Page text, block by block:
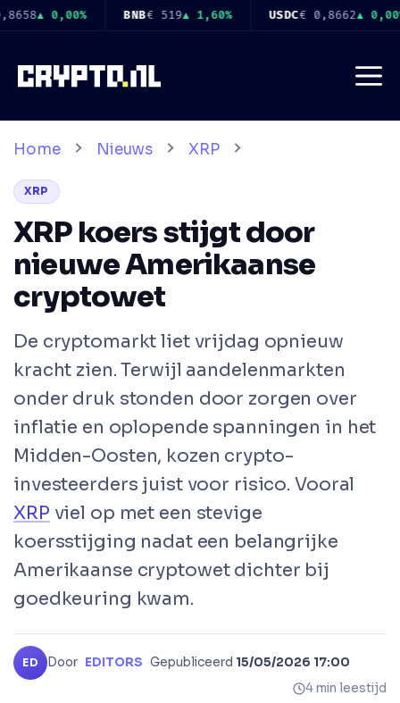
Ga
inhoud
USDC € 0,8662 ▲ 0,00% XRP€ 0,9033▼ 1,40% SOL€
Home Nieuws XRP
XRP
XRP koers stijgt door
nieuwe Amerikaanse
cryptowet
De cryptomarkt liet vrijdag opnieuw
kracht zien. Terwijl aandelenmarkten
onder druk stonden door zorgen over
inflatie en oplopende spanningen in het
Midden-Oosten, kozen crypto-
investeerders juist voor risico. Vooral
XRP viel op met een stevige
koersstijging nadat een belangrijke
Amerikaanse cryptowet dichter bij
goedkeuring kwam.
ED Door EDITORS ·Gepubliceerd 15/05/2026 17:00
4 min leestijd